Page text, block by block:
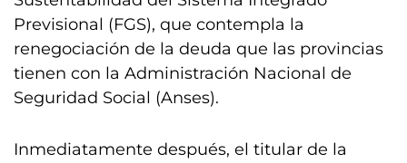
Previsional (FGS), que contempla la
renegociación de la deuda que las provincias
tienen con la Administración Nacional de
Seguridad Social (Anses).
Inmediatamente después, el titular de la